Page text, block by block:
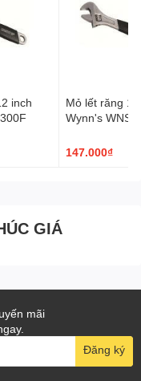
inch
Mỏ lết răng
Wynn's
147.000₫
GIÁ
mãi
Đăng ký